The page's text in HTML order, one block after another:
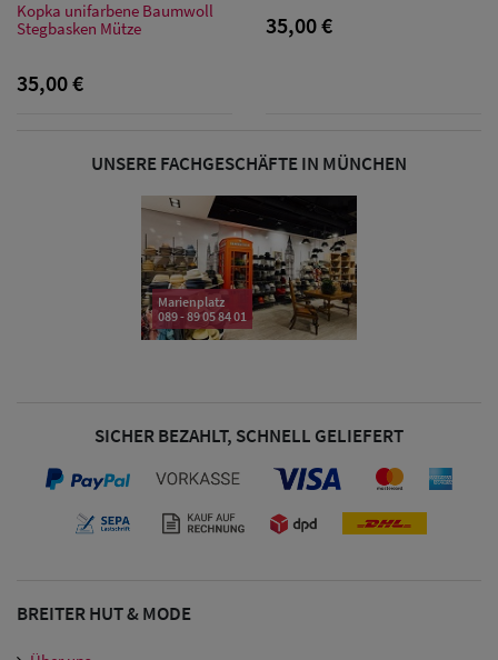
& Visoren
Damen
Damen Caps
Großgrößen
Kopka unifarbene Baumwoll
Stegbasken Mütze
35,00 €
35,00 €
UNSERE FACHGESCHÄFTE IN MÜNCHEN
Marienplatz
089 - 89 05 84 01
SICHER BEZAHLT, SCHNELL GELIEFERT
BREITER HUT & MODE